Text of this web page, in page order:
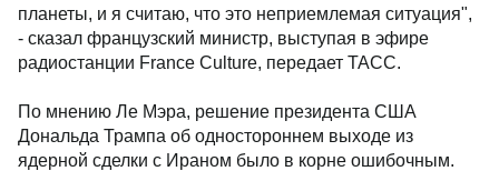
планеты, и я считаю, что это неприемлемая ситуация",
- сказал французский министр, выступая в эфире
радиостанции France Culture, передает ТАСС.
По мнению Ле Мэра, решение президента США
Дональда Трампа об одностороннем выходе из
ядерной сделки с Ираном было в корне ошибочным.